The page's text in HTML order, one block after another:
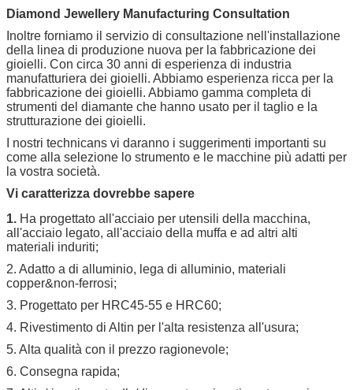
Diamond Jewellery Manufacturing Consultation
Inoltre forniamo il servizio di consultazione nell'installazione
della linea di produzione nuova per la fabbricazione dei
gioielli. Con circa 30 anni di esperienza di industria
manufatturiera dei gioielli. Abbiamo esperienza ricca per la
fabbricazione dei gioielli. Abbiamo gamma completa di
strumenti del diamante che hanno usato per il taglio e la
strutturazione dei gioielli.
I nostri technicans vi daranno i suggerimenti importanti su
come alla selezione lo strumento e le macchine più adatti per
la vostra società.
Vi caratterizza dovrebbe sapere
1. Ha progettato all'acciaio per utensili della macchina,
all'acciaio legato, all'acciaio della muffa e ad altri alti
materiali induriti;
2. Adatto a di alluminio, lega di alluminio, materiali
copper&non-ferrosi;
3. Progettato per HRC45-55 e HRC60;
4. Rivestimento di Altin per l'alta resistenza all'usura;
5. Alta qualità con il prezzo ragionevole;
6. Consegna rapida;